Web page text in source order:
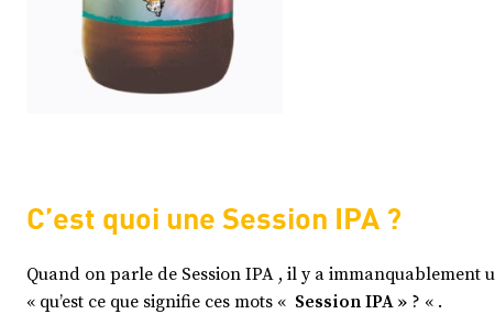
C’est quoi une Session IPA ?
Quand on parle de Session IPA , il y a immanquablement
« qu’est ce que signifie ces mots « Session IPA » ? « .